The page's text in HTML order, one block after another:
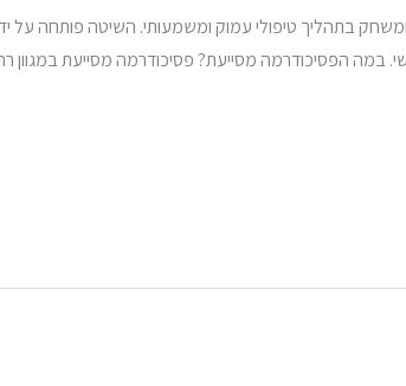
במה הפסיכודרמה מסייעת? פסיכודרמה מסייעת